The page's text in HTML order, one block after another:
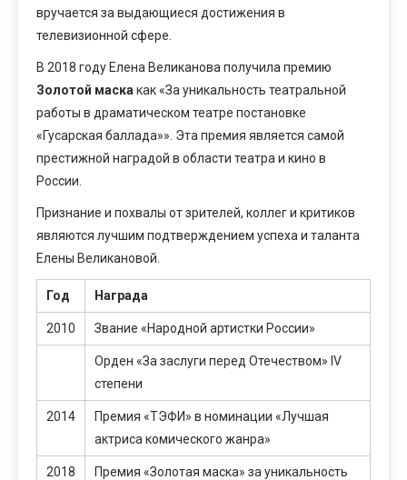
вручается за выдающиеся достижения в
телевизионной сфере.
В 2018 году Елена Великанова получила премию
Золотой маска как «За уникальность театральной
работы в драматическом театре постановке
«Гусарская баллада»». Эта премия является самой
престижной наградой в области театра и кино в
России.
Признание и похвалы от зрителей, коллег и критиков
являются лучшим подтверждением успеха и таланта
Елены Великановой.
Год Награда
2010 Звание «Народной артистки России»
Орден «За заслуги перед Отечеством» IV
степени
2014
Премия «ТЭФИ» в номинации «Лучшая
актриса комического жанра»
2018
Премия «Золотая маска» за уникальность